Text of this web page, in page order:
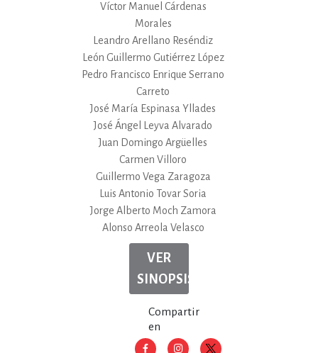
Víctor Manuel Cárdenas
Morales
Leandro Arellano Reséndiz
León Guillermo Gutiérrez López
Pedro Francisco Enrique Serrano
Carreto
José María Espinasa Yllades
José Ángel Leyva Alvarado
Juan Domingo Argüelles
Carmen Villoro
Guillermo Vega Zaragoza
Luis Antonio Tovar Soria
Jorge Alberto Moch Zamora
Alonso Arreola Velasco
VER
SINOPSIS
Compartir
en